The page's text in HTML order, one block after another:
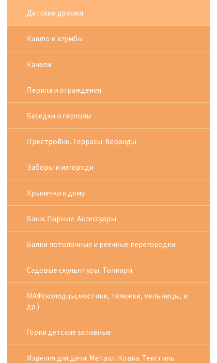
Детские домики
Кашпо и клумбы
Качели
Перила и ограждения
Беседки и перголы
Пристройки. Террасы. Веранды.
Заборы и изгороди
Крылечки к дому
Бани. Парные. Аксессуары.
Балки потолочные и реечные перегородки
Садовые скульптуры. Топиари.
МАФ(колодцы,мостики, тележки, мельницы, и
др.)
Горки детские заливные
Изделия для дачи: Металл. Ковка. Текстиль.